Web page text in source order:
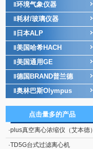
环境气象仪器
耗材/玻璃仪器
日本ALP
美国哈希HACH
美国通用GE
德国BRAND普兰德
奥林巴斯Olympus
点击量多的产品
·plus真空离心浓缩仪（艾本德）
·TD5G台式过滤离心机